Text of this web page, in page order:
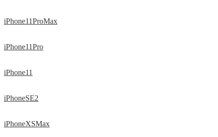
iPhone11ProMax
iPhone11Pro
iPhone11
iPhoneSE2
iPhoneXSMax